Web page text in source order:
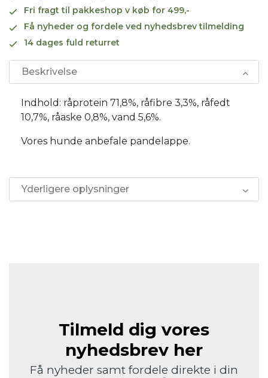
Fri fragt til pakkeshop v køb for 499,-
Få nyheder og fordele ved nyhedsbrev tilmelding
14 dages fuld returret
Beskrivelse
Indhold: råprotein 71,8%, råfibre 3,3%, råfedt
10,7%, råaske 0,8%, vand 5,6%.
Vores hunde anbefale pandelappe.
Yderligere oplysninger
Tilmeld dig vores
nyhedsbrev her
Få nyheder samt fordele direkte i din